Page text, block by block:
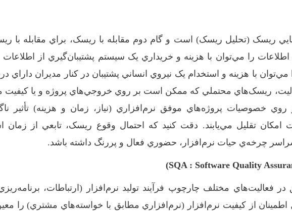
ريسک (تحليل ريسک) است و گام دوم مقابله با ريسک، ‏براي مقابله با
را مي‌توان با هزينه و خريداري يک سيستم پشتيبان‌گيري از اطلاعات
با هزينه و استخدام يک نيروي انساني پشتيبان در کنار مديران داراي
ريسک‌هاي محتملي که ممکن است بر روي خروجي‌هاي پروژه و يا کيفيت
خصوصيات پروژه‌­هاي موفق نرم‌­افزاري (نياز، زمان و هزينه) تأثير
تقليل مي‌يابند. دقت ­کنيد که احتمال وقوع ريسک، تابعي از زمان
چرخه‌ي حيات نرم‌افزار، حضوري فعال و پررنگ داشته باشد.
فعاليت‌­هاي مختلف چارچوپ فرآيند توليد نرم‌افزار (ارتباطات،
از کيفيت نرم‌افزار (نرم‌افزاري مطابق با خواسته‌هاي مشتري) را